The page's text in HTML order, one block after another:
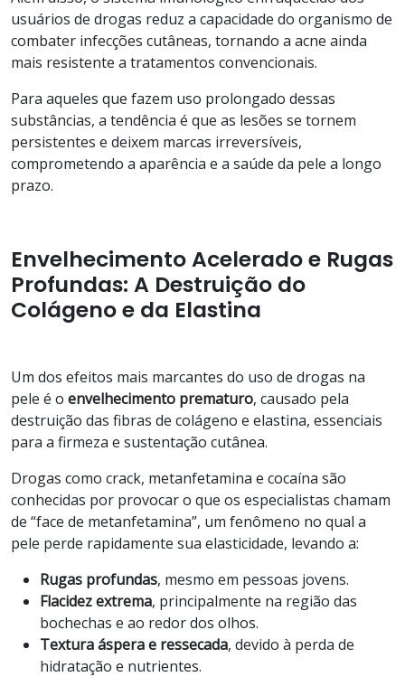
usuários de drogas reduz a capacidade do organismo de
combater infecções cutâneas, tornando a acne ainda
mais resistente a tratamentos convencionais.
Para aqueles que fazem uso prolongado dessas
substâncias, a tendência é que as lesões se tornem
persistentes e deixem marcas irreversíveis,
comprometendo a aparência e a saúde da pele a longo
prazo.
Envelhecimento Acelerado e Rugas
Profundas: A Destruição do
Colágeno e da Elastina
Um dos efeitos mais marcantes do uso de drogas na
pele é o envelhecimento prematuro, causado pela
destruição das fibras de colágeno e elastina, essenciais
para a firmeza e sustentação cutânea.
Drogas como crack, metanfetamina e cocaína são
conhecidas por provocar o que os especialistas chamam
de “face de metanfetamina”, um fenômeno no qual a
pele perde rapidamente sua elasticidade, levando a:
Rugas profundas, mesmo em pessoas jovens.
Flacidez extrema, principalmente na região das
bochechas e ao redor dos olhos.
Textura áspera e ressecada, devido à perda de
hidratação e nutrientes.